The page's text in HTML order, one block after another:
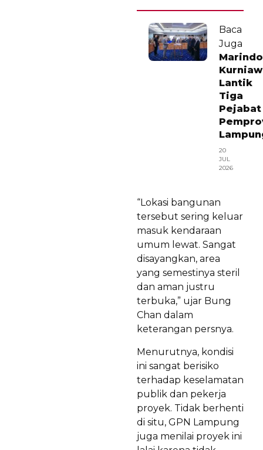
Baca
Juga
Marindo
Lantik
Tiga
Pejabat
20
JUL
2026
“Lokasi bangunan
tersebut sering keluar
masuk kendaraan
umum lewat. Sangat
disayangkan, area
yang semestinya steril
dan aman justru
terbuka,” ujar Bung
Chan dalam
keterangan persnya.
Menurutnya, kondisi
ini sangat berisiko
terhadap keselamatan
publik dan pekerja
proyek. Tidak berhenti
di situ, GPN Lampung
juga menilai proyek ini